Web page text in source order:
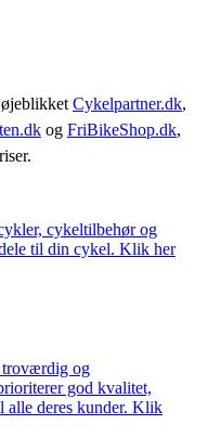
Cykelpartner.dk,
og FriBikeShop.dk,
cykeltilbehør og
til din cykel. Klik her
troværdig og
god kvalitet,
alle deres kunder. Klik